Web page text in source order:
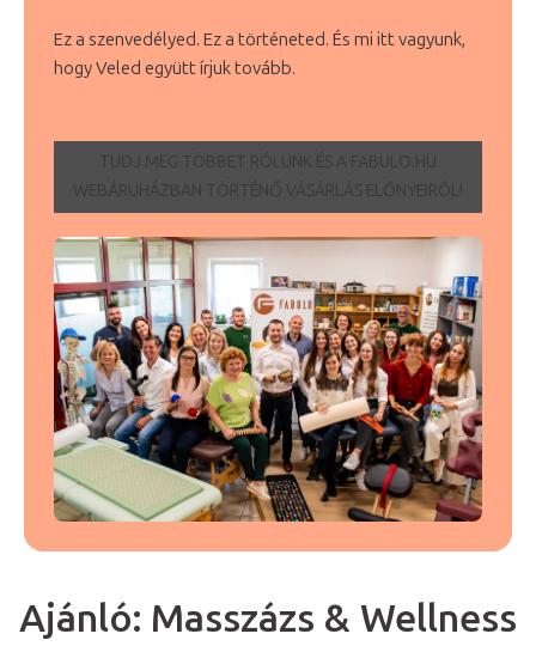
Ez a szenvedélyed. Ez a történeted. És mi itt vagyunk,
hogy Veled együtt írjuk tovább.
TUDJ MEG TÖBBET RÓLUNK ÉS A FABULO.HU
WEBÁRUHÁZBAN TÖRTÉNŐ VÁSÁRLÁS ELŐNYEIRŐL!
Ajánló: Masszázs & Wellness